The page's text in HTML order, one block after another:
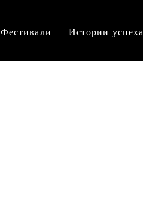
Фестивали Истории успеха